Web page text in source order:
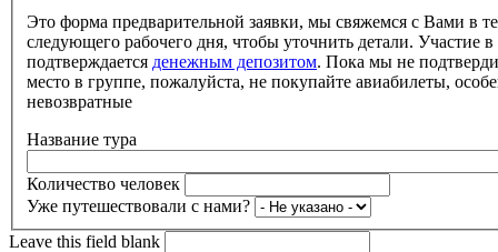
Это форма предварительной заявки, мы свяжемся с Вами в
следующего рабочего дня, чтобы уточнить детали. Участие в
подтверждается денежным депозитом. Пока мы не
место в группе, пожалуйста, не покупайте авиабилеты,
невозвратные
Название тура
Количество человек
Уже путешествовали с нами?
Leave this field blank